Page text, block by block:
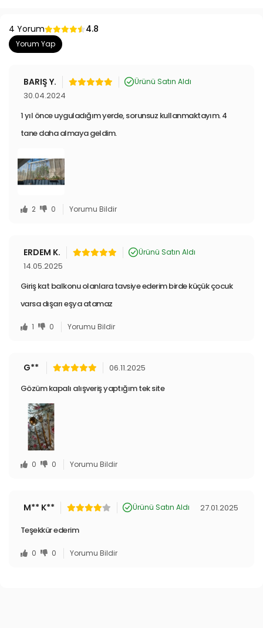
4 Yorum 4.8
Yorum Yap
BARIŞ Y. Ürünü Satın Aldı
30.04.2024
1 yıl önce uyguladığım yerde, sorunsuz kullanmaktayım. 4
tane daha almaya geldim.
2 0 Yorumu Bildir
ERDEM K. Ürünü Satın Aldı
14.05.2025
Giriş kat balkonu olanlara tavsiye ederim birde küçük çocuk
varsa dışarı eşya atamaz
1 0 Yorumu Bildir
G**
06.11.2025
Gözüm kapalı alışveriş yaptığım tek site
0 0 Yorumu Bildir
M** K** Ürünü Satın Aldı 27.01.2025
Teşekkür ederim
0 0 Yorumu Bildir